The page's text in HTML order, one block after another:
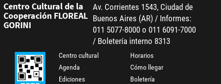
Centro Cultural de la
Cooperación FLOREAL
GORINI
Av. Corrientes 1543, Ciudad de
Buenos Aires (AR) / Informes:
011 5077-8000 o 011 6091-7000
/ Boletería interno 8313
Centro cultural
Agenda
Ediciones
Horarios
Cómo llegar
Boletería